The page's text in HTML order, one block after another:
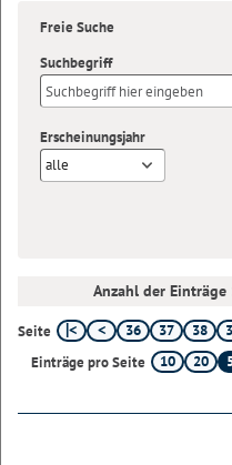
Freie Suche
Suchbegriff
Erscheinungsjahr
alle
Anzahl der
Seite 36 37 38
Einträge pro Seite
10 20